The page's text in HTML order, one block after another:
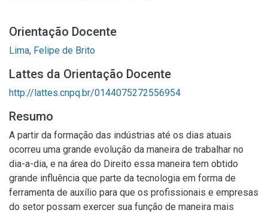
Orientação Docente
Lima, Felipe de Brito
Lattes da Orientação Docente
http://lattes.cnpq.br/0144075272556954
Resumo
A partir da formação das indústrias até os dias atuais
ocorreu uma grande evolução da maneira de trabalhar no
dia-a-dia, e na área do Direito essa maneira tem obtido
grande influência que parte da tecnologia em forma de
ferramenta de auxílio para que os profissionais e empresas
do setor possam exercer sua função de maneira mais